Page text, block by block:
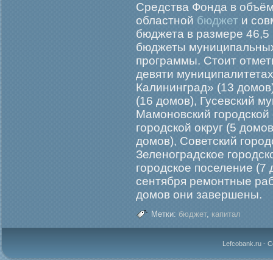
Средства Фонда в
областной бюджет и
бюджета в размере
бюджеты
программы. Стоит
девяти
Калининград» (13
(16 домов), Гусевский
Мамоновский
городской округ (5
домов), Советский
Зеленоградское
городское поселение
сентября ремонтные
домов они завершены.
Метки: бюджет, капитал
Lefcobank.ru -